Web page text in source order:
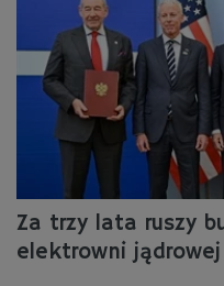
Za trzy lata ruszy
elektrowni jądrowej